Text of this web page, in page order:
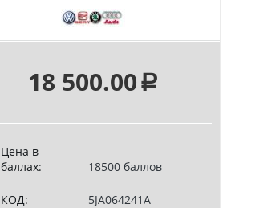
18 500.00 Р
Цена в
баллах:
18500 баллов
КОД:
5JA064241A